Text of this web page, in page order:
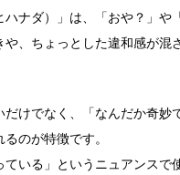
ハナダ）」は、「おや？」や
や、ちょっとした違和感が混
だけでなく、「なんだか奇妙
のが特徴です。
ている」というニュアンスで